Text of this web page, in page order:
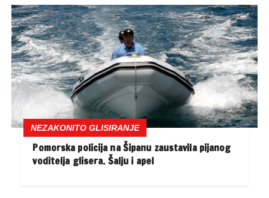
NEZAKONITO GLISIRANJE
Pomorska policija na Šipanu zaustavila pijanog
voditelja glisera. Šalju i apel